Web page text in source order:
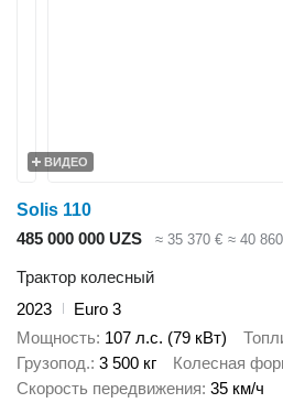
ВИДЕО
Solis 110
485 000 000 UZS
≈ 35 370 € ≈ 40
Трактор колесный
2023
Euro 3
Мощность 107 л.с. (79 кВт)
Грузопод. 3 500 кг Колесная
Скорость передвижения 35 км/ч